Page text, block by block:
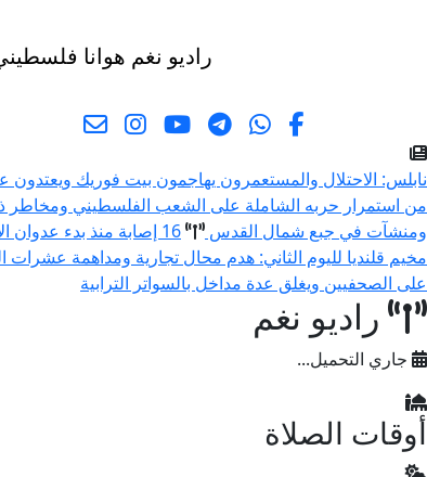
راديو نغم هوانا
نابلس: الاحتلال والمستعمرون يهاجمون بيت فوريك ويعتدون
من استمرار حربه الشاملة على الشعب الفلسطيني ومخاطر
ومنشآت في جبع شمال القدس
16 إصابة منذ بدء عدوان الاحتلال على مخيم قلنديا وكفر عقب شمال القدس
مخيم قلنديا لليوم الثاني: هدم محال تجارية ومداهمة عشرات
على الصحفيين ويغلق عدة مداخل بالسواتر الترابية
راديو نغم
جاري التحميل...
أوقات الصلاة